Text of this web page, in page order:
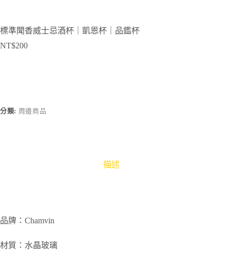
標準聞香威士忌酒杯｜凱恩杯｜品鑑杯
NT$200
分類: 周邊商品
描述
品牌：Chamvin
材質：水晶玻璃